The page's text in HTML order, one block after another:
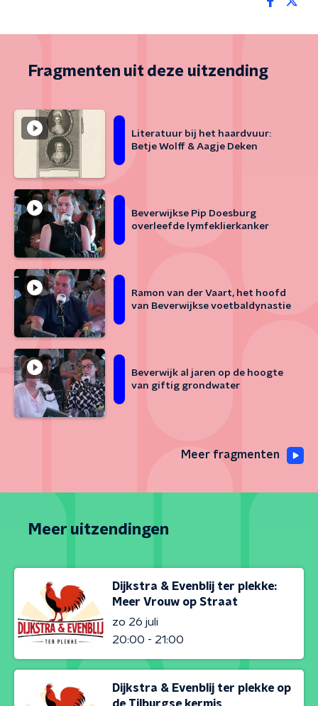
Fragmenten uit deze uitzending
Literatuur bij het haardvuur:
Betje Wolff & Aagje Deken
Beverwijkse Pip Doesburg
overleefde lymfeklierkanker
Ramon van der Vaart, het hoofd
van Beverwijkse voetbaldynastie
Beverwijk al jaren op de hoogte
van giftig grondwater
Meer fragmenten
Meer uitzendingen
Dijkstra & Evenblij ter plekke:
Meer Vrouw op Straat
zo 26 juli
20:00 - 21:00
Dijkstra & Evenblij ter plekke op
de Tilburgse kermis